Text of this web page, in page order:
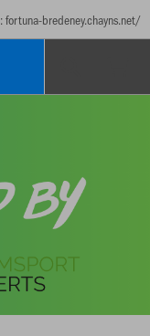
fortuna-bredeney.chayns.net/